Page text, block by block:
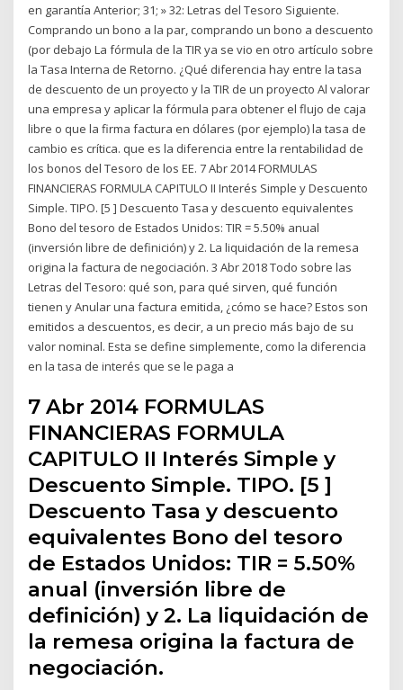
en garantía Anterior; 31; » 32: Letras del Tesoro Siguiente.
Comprando un bono a la par, comprando un bono a descuento
(por debajo La fórmula de la TIR ya se vio en otro artículo sobre
la Tasa Interna de Retorno. ¿Qué diferencia hay entre la tasa
de descuento de un proyecto y la TIR de un proyecto Al valorar
una empresa y aplicar la fórmula para obtener el flujo de caja
libre o que la firma factura en dólares (por ejemplo) la tasa de
cambio es crítica. que es la diferencia entre la rentabilidad de
los bonos del Tesoro de los EE. 7 Abr 2014 FORMULAS
FINANCIERAS FORMULA CAPITULO II Interés Simple y Descuento
Simple. TIPO. [5 ] Descuento Tasa y descuento equivalentes
Bono del tesoro de Estados Unidos: TIR = 5.50% anual
(inversión libre de definición) y 2. La liquidación de la remesa
origina la factura de negociación. 3 Abr 2018 Todo sobre las
Letras del Tesoro: qué son, para qué sirven, qué función
tienen y Anular una factura emitida, ¿cómo se hace? Estos son
emitidos a descuentos, es decir, a un precio más bajo de su
valor nominal. Esta se define simplemente, como la diferencia
en la tasa de interés que se le paga a
7 Abr 2014 FORMULAS
FINANCIERAS FORMULA
CAPITULO II Interés Simple y
Descuento Simple. TIPO. [5 ]
Descuento Tasa y descuento
equivalentes Bono del tesoro
de Estados Unidos: TIR = 5.50%
anual (inversión libre de
definición) y 2. La liquidación de
la remesa origina la factura de
negociación.